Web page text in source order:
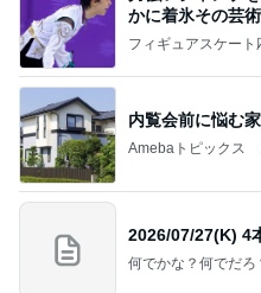
かに着氷その芸
なす
フィギュアスケート
内覧会前に悩む
Amebaトピックス
2026/07/27(K) 4
何でかな？何でだろ